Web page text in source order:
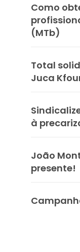
Como
(MTb)
Total
Juca
à
João
presente!